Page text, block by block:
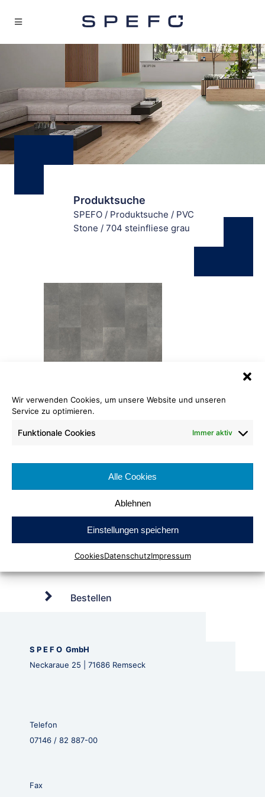
Wir verwenden Cookies, um unsere Website und unseren
Service zu optimieren.
Funktionale Cookies Immer aktiv
Alle Cookies
Ablehnen
Einstellungen speichern
CookiesDatenschutzImpressum
Produktsuche
SPEFO / Produktsuche / PVC
Stone / 704 steinfliese grau
Brennverhalten: Cfl-s1
Bestellen
PVC Stone
S P E F O GmbH
Neckaraue 25 | 71686 Remseck
Telefon
07146 / 82 887-00
Fax